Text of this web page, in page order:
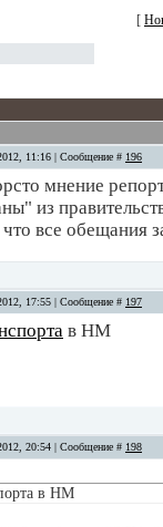
[
11:16 | Сообщение # 196
мнение
из
все обещания
17:55 | Сообщение # 197
в НМ
20:54 | Сообщение # 198
в НМ